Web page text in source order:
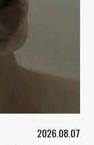
2026.08.07